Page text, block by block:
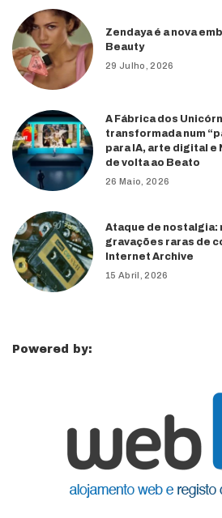
Zendaya é a nova
Beauty
29 Julho, 2026
A Fábrica dos
transformada num
para IA, arte digital e
de volta ao Beato
26 Maio, 2026
Ataque de nostalgia:
gravações raras de
Internet Archive
15 Abril, 2026
Powered by: